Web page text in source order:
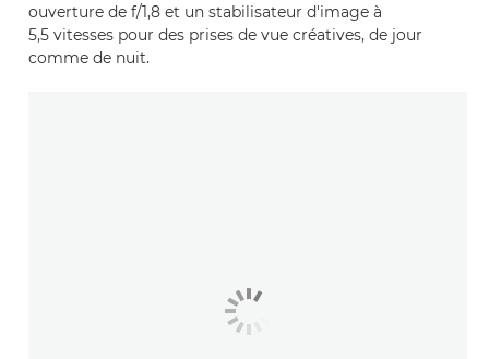
ouverture de f/1,8 et un stabilisateur d'image à
5,5 vitesses pour des prises de vue créatives, de jour
comme de nuit.